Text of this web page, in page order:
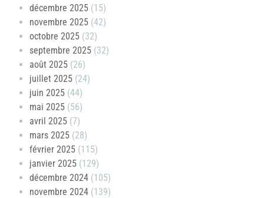
décembre 2025 (15)
novembre 2025 (42)
octobre 2025 (32)
septembre 2025 (32)
août 2025 (26)
juillet 2025 (24)
juin 2025 (44)
mai 2025 (56)
avril 2025 (7)
mars 2025 (28)
février 2025 (115)
janvier 2025 (129)
décembre 2024 (105)
novembre 2024 (139)